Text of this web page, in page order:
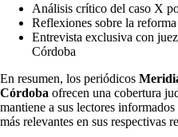
Análisis crítico del caso X
Reflexiones sobre la
Entrevista exclusiva con
Córdoba
En resumen, los periódicos
Córdoba ofrecen una cobertura
mantiene a sus lectores
más relevantes en sus respectivas